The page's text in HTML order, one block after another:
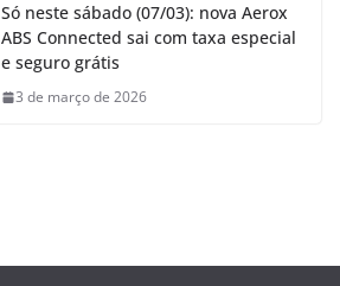
Só neste sábado (07/03): nova Aerox
ABS Connected sai com taxa especial
e seguro grátis
3 de março de 2026